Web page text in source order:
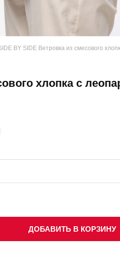
BY SIDE Ветровка из смесового
хлопка с
ДОБАВИТЬ В КОРЗИНУ